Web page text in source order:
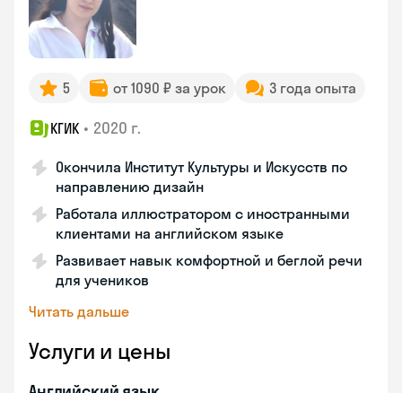
5 от 1090 ₽ за урок 3 года опыта
КГИК • 2020 г.
Окончила Институт Культуры и Искусств по
направлению дизайн
Работала иллюстратором с иностранными
клиентами на английском языке
Развивает навык комфортной и беглой речи
для учеников
Читать дальше
Услуги и цены